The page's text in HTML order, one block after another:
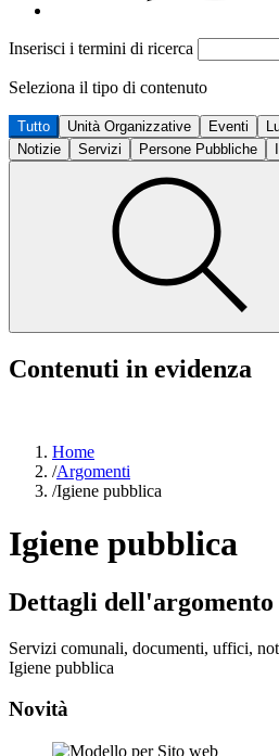
Inserisci i termini di ricerca
Seleziona il tipo di contenuto
Tutto Unità Organizzative Eventi
Notizie
Servizi Persone Pubbliche
Contenuti in evidenza
Home
/Argomenti
/Igiene pubblica
Igiene pubblica
Dettagli dell'argomento
Servizi comunali, documenti, uffici,
Igiene pubblica
Novità